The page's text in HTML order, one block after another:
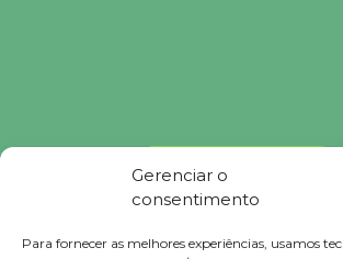
Gerenciar o
consentimento
Para fornecer as melhores experiências, usamos
Brindes Personalizados